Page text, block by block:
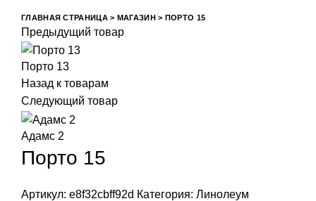
ГЛАВНАЯ СТРАНИЦА> МАГАЗИН> ПОРТО 15
Предыдущий товар
Порто 13
Назад к товарам
Следующий товар
Адамс 2
Порто 15
Артикул: e8f32cbff92d Категория: Линолеум